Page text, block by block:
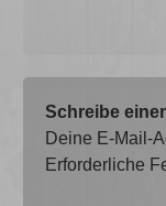
Schreibe
Deine E-Mail-
Erforderliche